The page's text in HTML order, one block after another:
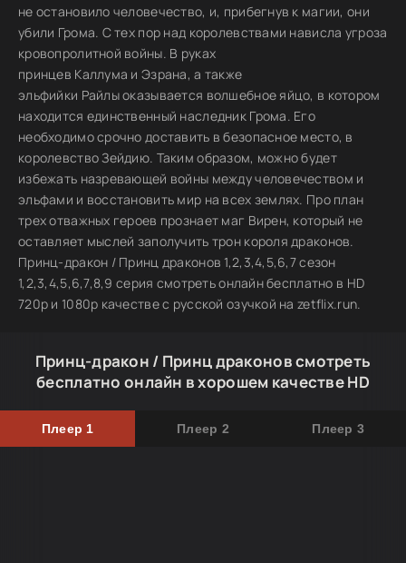
не остановило человечество, и, прибегнув к магии, они
убили Грома. С тех пор над королевствами нависла угроза
кровопролитной войны. В руках
принцев Каллума и Эзрана, а также
эльфийки Райлы оказывается волшебное яйцо, в котором
находится единственный наследник Грома. Его
необходимо срочно доставить в безопасное место, в
королевство Зейдию. Таким образом, можно будет
избежать назревающей войны между человечеством и
эльфами и восстановить мир на всех землях. Про план
трех отважных героев прознает маг Вирен, который не
оставляет мыслей заполучить трон короля драконов.
Принц-дракон / Принц драконов 1,2,3,4,5,6,7 сезон
1,2,3,4,5,6,7,8,9 серия смотреть онлайн бесплатно в HD
720p и 1080p качестве с русской озучкой на zetflix.run.
Принц-дракон / Принц драконов смотреть
бесплатно онлайн в хорошем качестве HD
Плеер 1 Плеер 2 Плеер 3